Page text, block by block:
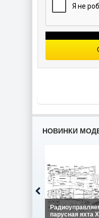
НОВИНКИ
парусная яхта